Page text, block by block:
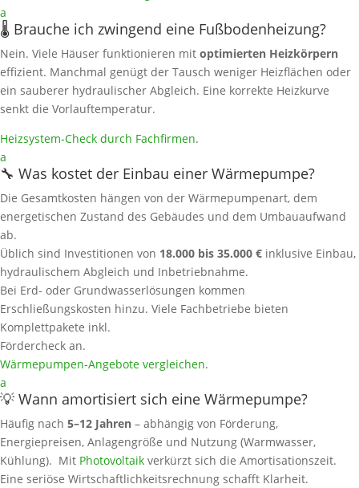
a
🌡️ Brauche ich zwingend eine Fußbodenheizung?
Nein. Viele Häuser funktionieren mit optimierten Heizkörpern
effizient. Manchmal genügt der Tausch weniger Heizflächen oder
ein sauberer hydraulischer Abgleich. Eine korrekte Heizkurve
senkt die Vorlauftemperatur.
Heizsystem‑Check durch Fachfirmen.
a
🔧 Was kostet der Einbau einer Wärmepumpe?
Die Gesamtkosten hängen von der Wärmepumpenart, dem
energetischen Zustand des Gebäudes und dem Umbauaufwand
ab.
Üblich sind Investitionen von 18.000 bis 35.000 € inklusive Einbau,
hydraulischem Abgleich und Inbetriebnahme.
Bei Erd- oder Grundwasserlösungen kommen
Erschließungskosten hinzu. Viele Fachbetriebe bieten
Komplettpakete inkl.
Fördercheck an.
Wärmepumpen‑Angebote vergleichen.
a
💡 Wann amortisiert sich eine Wärmepumpe?
Häufig nach 5–12 Jahren – abhängig von Förderung,
Energiepreisen, Anlagengröße und Nutzung (Warmwasser,
Kühlung). Mit Photovoltaik verkürzt sich die Amortisationszeit.
Eine seriöse Wirtschaftlichkeitsrechnung schafft Klarheit.